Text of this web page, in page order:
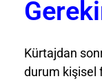
Kürtajdan
durum kişisel